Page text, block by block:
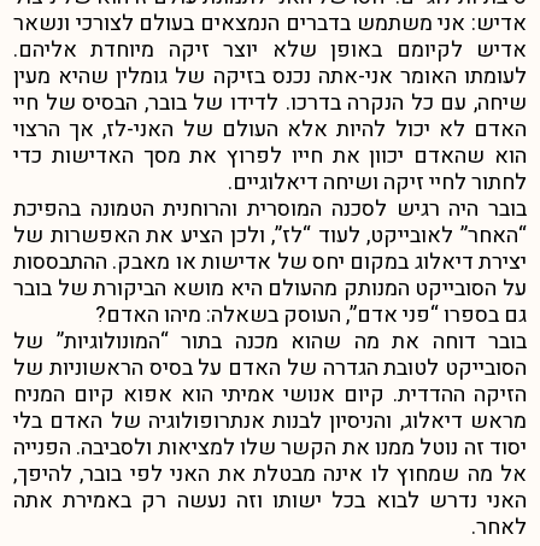
אדיש: אני משתמש בדברים הנמצאים בעולם לצורכי ונשאר
אדיש לקיומם באופן שלא יוצר זיקה מיוחדת אליהם.
לעומתו האומר אני-אתה נכנס בזיקה של גומלין שהיא מעין
שיחה, עם כל הנקרה בדרכו. לדידו של בובר, הבסיס של חיי
האדם לא יכול להיות אלא העולם של האני-לז, אך הרצוי
הוא שהאדם יכוון את חייו לפרוץ את מסך האדישות כדי
לחתור לחיי זיקה ושיחה דיאלוגיים.
בובר היה רגיש לסכנה המוסרית והרוחנית הטמונה בהפיכת
“האחר” לאובייקט, לעוד “לז”, ולכן הציע את האפשרות של
יצירת דיאלוג במקום יחס של אדישות או מאבק. ההתבססות
על הסובייקט המנותק מהעולם היא מושא הביקורת של בובר
גם בספרו “פני אדם”, העוסק בשאלה: מיהו האדם?
בובר דוחה את מה שהוא מכנה בתור “המונולוגיות” של
הסובייקט לטובת הגדרה של האדם על בסיס הראשוניות של
הזיקה ההדדית. קיום אנושי אמיתי הוא אפוא קיום המניח
מראש דיאלוג, והניסיון לבנות אנתרופולוגיה של האדם בלי
יסוד זה נוטל ממנו את הקשר שלו למציאות ולסביבה. הפנייה
אל מה שמחוץ לו אינה מבטלת את האני לפי בובר, להיפך,
האני נדרש לבוא בכל ישותו וזה נעשה רק באמירת אתה
לאחר.